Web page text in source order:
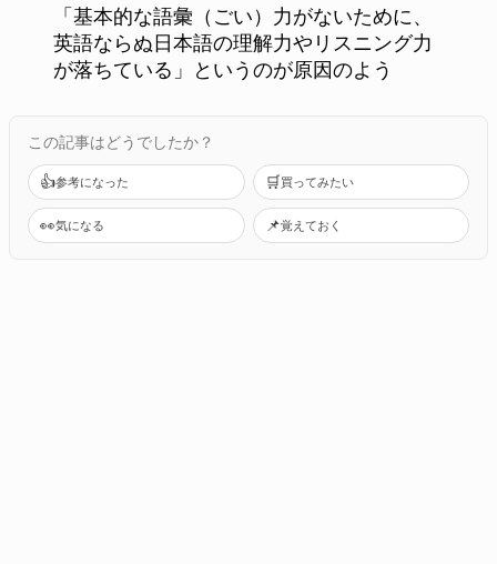
「基本的な語彙（ごい）力がないために、
英語ならぬ日本語の理解力やリスニング力
が落ちている」というのが原因のよう
この記事はどうでしたか？
👍参考になった 🛒買ってみたい
👀気になる 📌覚えておく